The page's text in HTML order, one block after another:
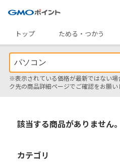
トップ
ためる・つかう
※表示されている価格が最新ではない場
ク先の商品詳細ページでご確認をお願い
該当する商品がありません。
カテゴリ